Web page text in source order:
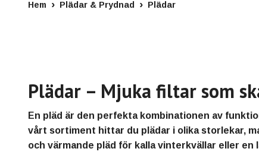
Hem Plädar & Prydnad Plädar
Plädar – Mjuka filtar som
En pläd är den perfekta kombinationen av
vårt sortiment hittar du plädar i olika storlekar,
och värmande pläd för kalla vinterkvällar eller